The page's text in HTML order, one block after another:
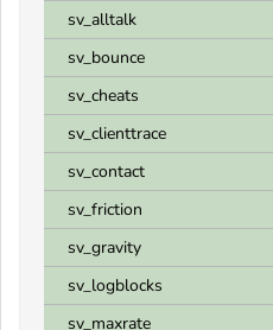
sv_alltalk
sv_bounce
sv_cheats
sv_clienttrace
sv_contact
sv_friction
sv_gravity
sv_logblocks
sv_maxrate